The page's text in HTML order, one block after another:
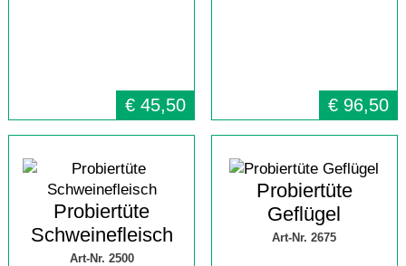
€ 45,50 € 96,50
Probiertüte
Schweinefleisch
Art-Nr. 2500
Probiertüte
Geflügel
Art-Nr. 2675